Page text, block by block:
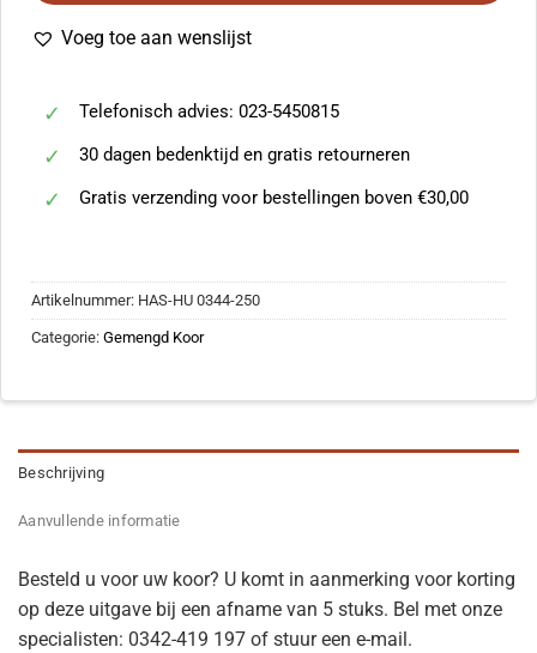
Voeg toe aan wenslijst
Telefonisch advies: 023-5450815
30 dagen bedenktijd en gratis retourneren
Gratis verzending voor bestellingen boven €30,00
Artikelnummer: HAS-HU 0344-250
Categorie: Gemengd Koor
Beschrijving
Aanvullende informatie
Besteld u voor uw koor? U komt in aanmerking voor korting
op deze uitgave bij een afname van 5 stuks. Bel met onze
specialisten: 0342-419 197 of stuur een e-mail.